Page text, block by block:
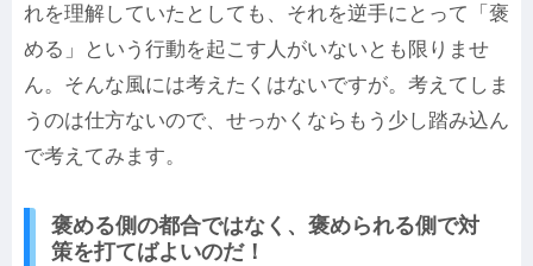
れを理解していたとしても、それを逆手にとって「褒
める」という行動を起こす人がいないとも限りませ
ん。そんな風には考えたくはないですが。考えてしま
うのは仕方ないので、せっかくならもう少し踏み込ん
で考えてみます。
褒める側の都合ではなく、褒められる側で対
策を打てばよいのだ！